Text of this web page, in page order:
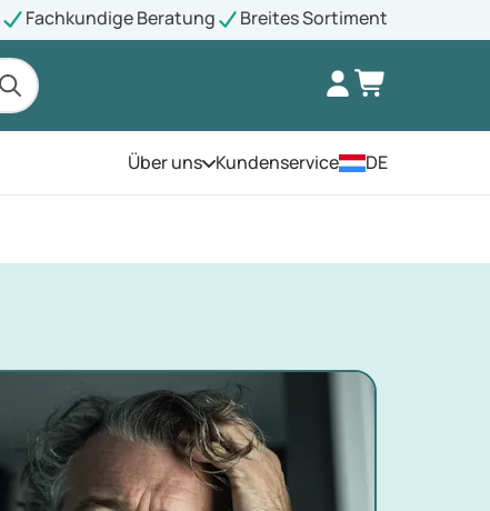
Fachkundige Beratung Breites Sortiment
Über unsÖffnen Sie das Menü
Kundenservice DE